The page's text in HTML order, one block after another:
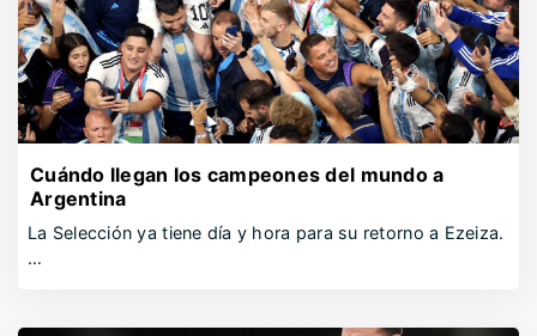
Cuándo llegan los campeones del mundo a
Argentina
La Selección ya tiene día y hora para su retorno a Ezeiza.
…